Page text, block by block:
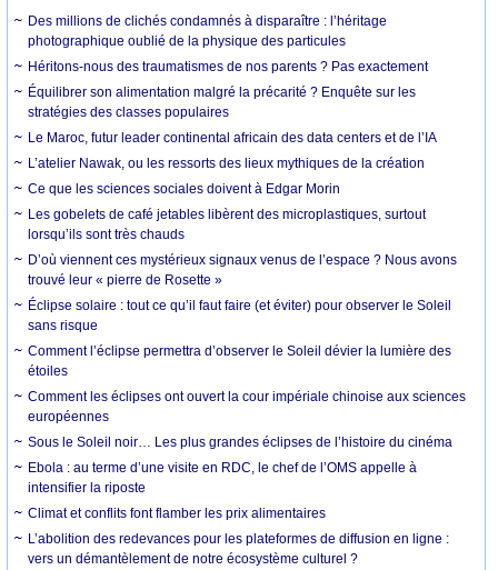
Des millions de clichés condamnés à disparaître : l’héritage
photographique oublié de la physique des particules
Héritons-nous des traumatismes de nos parents ? Pas exactement
Équilibrer son alimentation malgré la précarité ? Enquête sur les
stratégies des classes populaires
Le Maroc, futur leader continental africain des data centers et de l’IA
L’atelier Nawak, ou les ressorts des lieux mythiques de la création
Ce que les sciences sociales doivent à Edgar Morin
Les gobelets de café jetables libèrent des microplastiques, surtout
lorsqu’ils sont très chauds
D’où viennent ces mystérieux signaux venus de l’espace ? Nous avons
trouvé leur « pierre de Rosette »
Éclipse solaire : tout ce qu’il faut faire (et éviter) pour observer le Soleil
sans risque
Comment l’éclipse permettra d’observer le Soleil dévier la lumière des
étoiles
Comment les éclipses ont ouvert la cour impériale chinoise aux sciences
européennes
Sous le Soleil noir… Les plus grandes éclipses de l’histoire du cinéma
Ebola : au terme d’une visite en RDC, le chef de l’OMS appelle à
intensifier la riposte
Climat et conflits font flamber les prix alimentaires
L’abolition des redevances pour les plateformes de diffusion en ligne :
vers un démantèlement de notre écosystème culturel ?